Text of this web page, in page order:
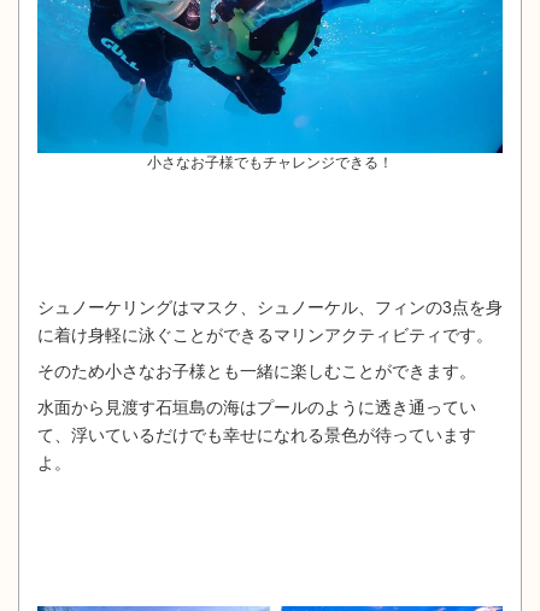
小さなお子様でもチャレンジできる！
シュノーケリングはマスク、シュノーケル、フィンの3点を身
に着け身軽に泳ぐことができるマリンアクティビティです。
そのため小さなお子様とも一緒に楽しむことができます。
水面から見渡す石垣島の海はプールのように透き通ってい
て、浮いているだけでも幸せになれる景色が待っています
よ。